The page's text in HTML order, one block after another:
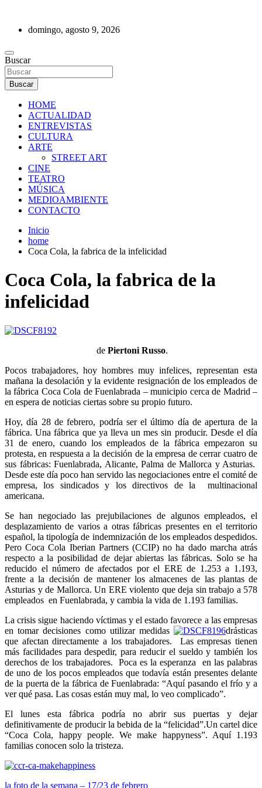
contenidodomingo, agosto 9, 2026
REVISTA DE PRENSA
Buscar
Buscar
HOME
ACTUALIDAD
ENTREVISTAS
CULTURA
ARTE
STREET ART
CINE
TEATRO
MÚSICA
MEDIOAMBIENTE
CONTACTO
Inicio
home
Coca Cola, la fabrica de la infelicidad
Coca Cola, la fabrica de la
infelicidad
de Piertoni Russo.
Pocos trabajadores, hoy hombres muy infelices, representan esta
mañana la desolación y la evidente resignación de los empleados de
la fábrica Coca Cola de Fuenlabrada – municipio cerca de Madrid –
en espera de noticias ciertas sobre su propio futuro.
Hoy, día 28 de febrero, podría ser el último día de apertura de la
fábrica. Una fábrica que ya lleva un mes sin producir. Desde el día
31 de enero, cuando los empleados de la fábrica empezaron su
protesta, en respuesta a la decisión de la empresa de cerrar cuatro de
sus fábricas: Fuenlabrada, Alicante, Palma de Mallorca y Asturias.
Desde este día poco han servido las negociaciones entre el comité de
empresa, los sindicados y los directivos de la multinacional
americana.
Se han negociado las prejubilaciones de algunos empleados, el
desplazamiento de varios a otras fábricas presentes en el territorio
español, la tipología de indemnización de los empleados despedidos.
Pero Coca Cola Iberian Partners (CCIP) no ha dado marcha atrás
respecto a la posibilidad de dejar abiertas las fábricas. Solo se ha
reducido el número de afectados por el ERE de 1.253 a 1.193,
frente a la decisión de mantener los almacenes de las plantas de
Asturias y de Mallorca. Un ERE violento que deja sin trabajo a 578
empleados en Fuenlabrada, y cambia la vida de 1.193 familias.
La crisis sigue haciendo víctimas y el estado favorece a las empresas
en tomar decisiones como utilizar medidas
drásticas
que afectan directamente a los trabajadores. Las empresas tienen
más facilidades para despedir, para reducir el sueldo y también los
derechos de los trabajadores. Poca es la esperanza en las palabras
de uno de los pocos empleados que todavía están presentes delante
de la puerta de la fábrica de Fuenlabrada: “Aquí pasando el frío y a
ver qué pasa. Las cosas están muy mal, lo veo complicado”.
El lunes esta fábrica podría no abrir sus puertas y dejar
definitivamente de producir la bebida de la “felicidad”.Un cartel dice
“Coca Cola, happy people. We make happyness”. Aquí 1.193
familias conocen solo la tristeza.
la foto de la semana – 17/23 de febrero